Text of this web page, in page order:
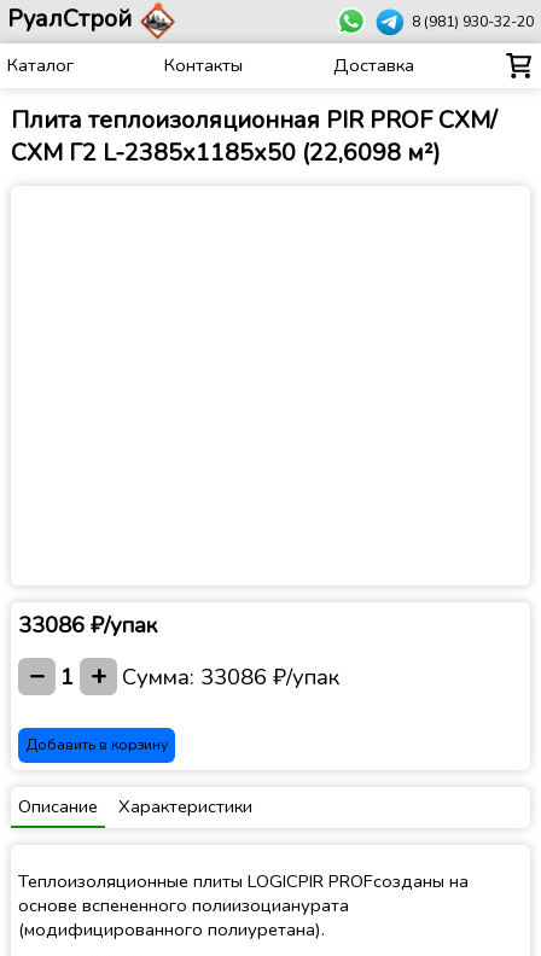
РуалСтрой 8 (981) 930-32-20
Каталог Контакты Доставка
Плита теплоизоляционная PIR PROF СХМ/
СХМ Г2 L-2385х1185х50 (22,6098 м²)
33086 ₽/упак
− 1 + Сумма: 33086 ₽/упак
Добавить в корзину
Описание Характеристики
Теплоизоляционные плиты LOGICPIR PROFсозданы на
основе вспененного полиизоцианурата
(модифицированного полиуретана).